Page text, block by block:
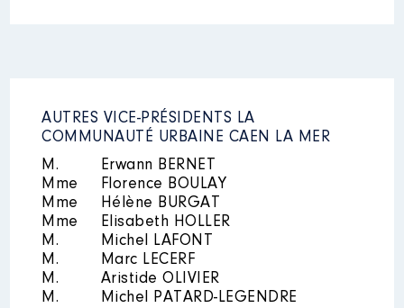
AUTRES VICE-PRÉSIDENTS LA
COMMUNAUTÉ URBAINE CAEN LA MER
M.
Erwann BERNET
Mme
Florence BOULAY
Mme
Hélène BURGAT
Mme
Elisabeth HOLLER
M.
Michel LAFONT
M.
Marc LECERF
M.
Aristide OLIVIER
M.
Michel PATARD-LEGENDRE